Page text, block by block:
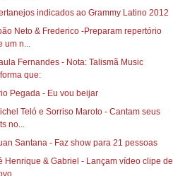
indicados ao Grammy Latino 2012
Neto & Frederico -Preparam repertório
um n...
Fernandes - Nota: Talismã Music
informa que:‏
Pegada - Eu vou beijar
Teló e Sorriso Maroto - Cantam seus
no...
Santana - Faz show para 21 pessoas
Henrique & Gabriel - Lançam vídeo clipe de